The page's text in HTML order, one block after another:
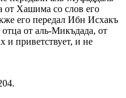
от Хашима со слов его
его передал Ибн Исхакъ
от аль-Микъдада, от
и приветствует, и не